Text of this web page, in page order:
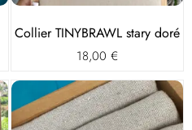
Collier TINYBRAWL stary doré
18,00 €